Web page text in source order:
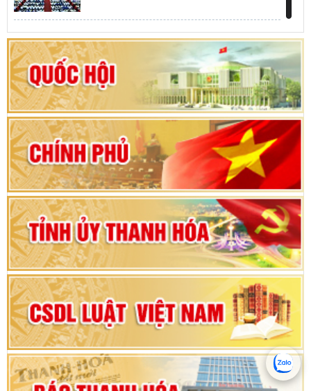
Khai mạc kỳ họp thứ Nhất, Quốc hội khóa XVI
Hướng dẫn quy trình bỏ phiếu bầu cử ĐBQH
khoá XVI và đại biểu HĐND các cấp nhiệm kỳ
2026-2031
80 năm Quốc hội Việt Nam: vì lợi ích Nhân dân,
vì sự phát triển của đất nước
Bộ Chính trị duyệt nội dung Đại hội đại biểu
Đảng bộ tỉnh Thanh Hóa lần thứ XX, nhiệm kỳ
2025 - 2030
Đại hội đại biểu Đảng bộ xã Yên Thọ lần thứ I,
nhiệm kỳ 2025 – 2030
Đại hội Đảng bộ xã Yên Ninh lần thứ nhất,
nhiệm kỳ 2025 - 2030
Khai mạc Kỳ họp bất thường lần thứ 9, Quốc
hội khóa XV